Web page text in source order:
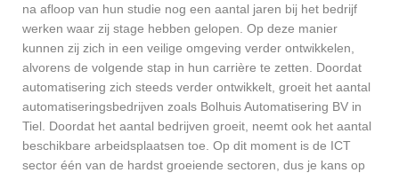
na afloop van hun studie nog een aantal jaren bij het bedrijf
werken waar zij stage hebben gelopen. Op deze manier
kunnen zij zich in een veilige omgeving verder ontwikkelen,
alvorens de volgende stap in hun carrière te zetten. Doordat
automatisering zich steeds verder ontwikkelt, groeit het aantal
automatiseringsbedrijven zoals Bolhuis Automatisering BV in
Tiel. Doordat het aantal bedrijven groeit, neemt ook het aantal
beschikbare arbeidsplaatsen toe. Op dit moment is de ICT
sector één van de hardst groeiende sectoren, dus je kans op